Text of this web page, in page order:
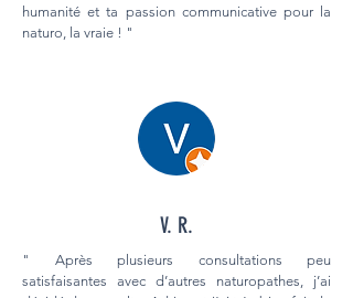
humanité et ta passion communicative pour la
naturo, la vraie ! "
V. R.
" Après plusieurs consultations peu
satisfaisantes avec d’autres naturopathes, j’ai